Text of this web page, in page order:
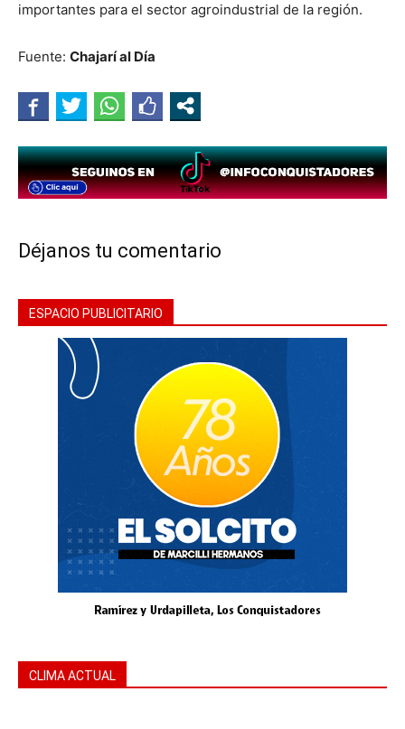
importantes para el sector agroindustrial de la región.
Fuente: Chajarí al Día
Déjanos tu comentario
ESPACIO PUBLICITARIO
CLIMA ACTUAL